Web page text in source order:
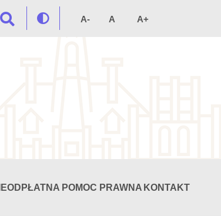
POMOC PRAWNA KONTAKT